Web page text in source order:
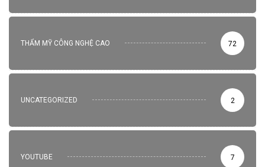
THẨM MỸ CÔNG NGHỆ CAO 72
UNCATEGORIZED 2
YOUTUBE 7